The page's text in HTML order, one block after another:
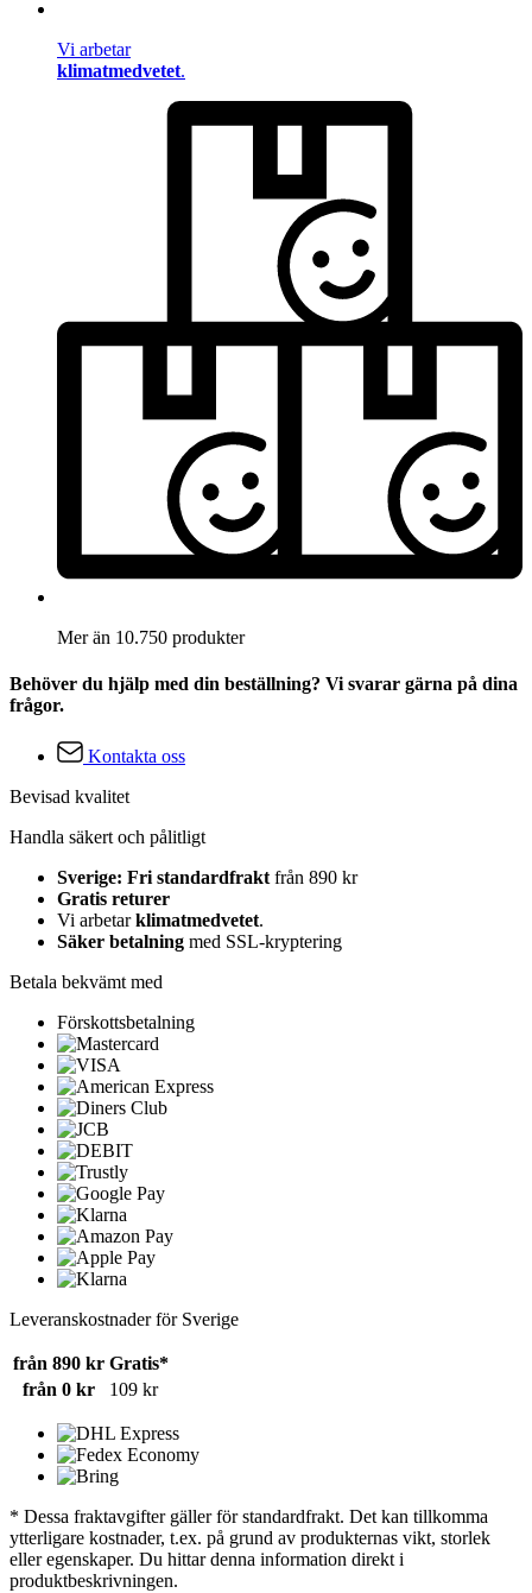
Vi arbetar
klimatmedvetet.
Mer än 10.750 produkter
Behöver du hjälp med din beställning? Vi svarar gärna på dina
frågor.
Kontakta oss
Bevisad kvalitet
Handla säkert och pålitligt
Sverige: Fri standardfraktfrån 890 kr
Gratis returer
Vi arbetarklimatmedvetet.
Säker betalning med SSL-kryptering
Betala bekvämt med
Förskottsbetalning
Leveranskostnader för Sverige
från 890 kr Gratis*
från 0 kr
109 kr
* Dessa fraktavgifter gäller för standardfrakt. Det kan tillkomma
ytterligare kostnader, t.ex. på grund av produkternas vikt, storlek
eller egenskaper. Du hittar denna information direkt i
produktbeskrivningen.